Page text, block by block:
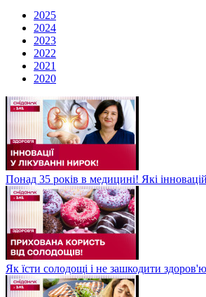
2025
2024
2023
2022
2021
2020
Понад 35 років в медицині! Які
Як їсти солодощі і не зашкодити